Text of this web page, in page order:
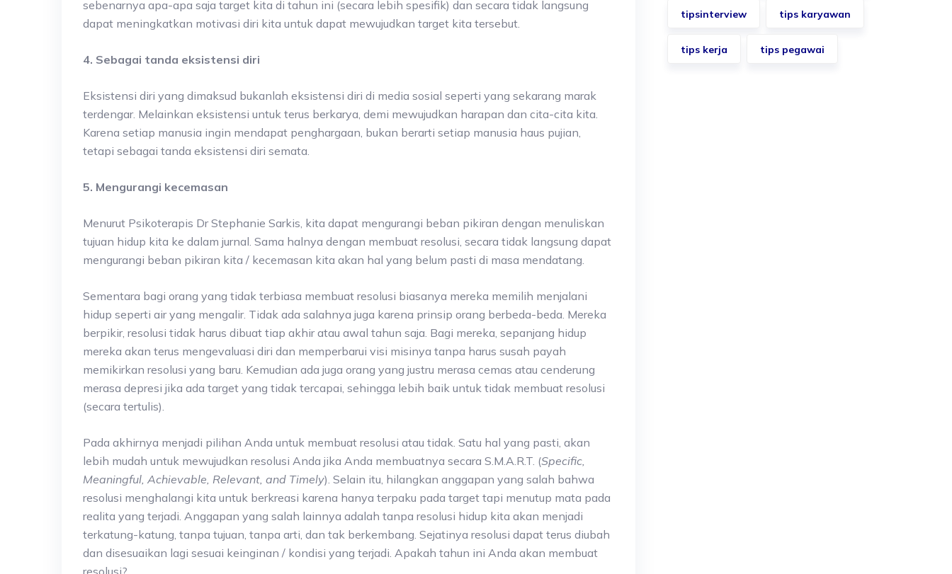
sebenarnya apa-apa saja target kita di tahun ini (secara lebih spesifik) dan secara tidak langsung
dapat meningkatkan motivasi diri kita untuk dapat mewujudkan target kita tersebut.
4. Sebagai tanda eksistensi diri
Eksistensi diri yang dimaksud bukanlah eksistensi diri di media sosial seperti yang sekarang marak
terdengar. Melainkan eksistensi untuk terus berkarya, demi mewujudkan harapan dan cita-cita kita.
Karena setiap manusia ingin mendapat penghargaan, bukan berarti setiap manusia haus pujian,
tetapi sebagai tanda eksistensi diri semata.
5. Mengurangi kecemasan
Menurut Psikoterapis Dr Stephanie Sarkis, kita dapat mengurangi beban pikiran dengan menuliskan
tujuan hidup kita ke dalam jurnal. Sama halnya dengan membuat resolusi, secara tidak langsung dapat
mengurangi beban pikiran kita / kecemasan kita akan hal yang belum pasti di masa mendatang.
Sementara bagi orang yang tidak terbiasa membuat resolusi biasanya mereka memilih menjalani
hidup seperti air yang mengalir. Tidak ada salahnya juga karena prinsip orang berbeda-beda. Mereka
berpikir, resolusi tidak harus dibuat tiap akhir atau awal tahun saja. Bagi mereka, sepanjang hidup
mereka akan terus mengevaluasi diri dan memperbarui visi misinya tanpa harus susah payah
memikirkan resolusi yang baru. Kemudian ada juga orang yang justru merasa cemas atau cenderung
merasa depresi jika ada target yang tidak tercapai, sehingga lebih baik untuk tidak membuat resolusi
(secara tertulis).
Pada akhirnya menjadi pilihan Anda untuk membuat resolusi atau tidak. Satu hal yang pasti, akan
lebih mudah untuk mewujudkan resolusi Anda jika Anda membuatnya secara S.M.A.R.T. (Specific,
Meaningful, Achievable, Relevant, and Timely). Selain itu, hilangkan anggapan yang salah bahwa
resolusi menghalangi kita untuk berkreasi karena hanya terpaku pada target tapi menutup mata pada
realita yang terjadi. Anggapan yang salah lainnya adalah tanpa resolusi hidup kita akan menjadi
terkatung-katung, tanpa tujuan, tanpa arti, dan tak berkembang. Sejatinya resolusi dapat terus diubah
dan disesuaikan lagi sesuai keinginan / kondisi yang terjadi. Apakah tahun ini Anda akan membuat
tipsinterview tips karyawan
tips kerja tips pegawai